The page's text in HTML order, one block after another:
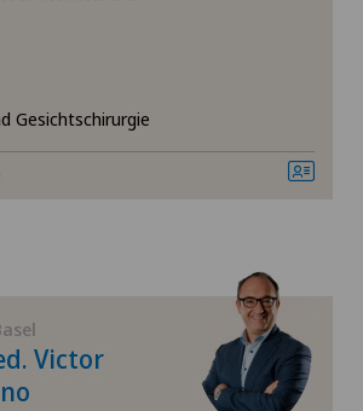
Medizin
Gesichtschirurgie
Victor